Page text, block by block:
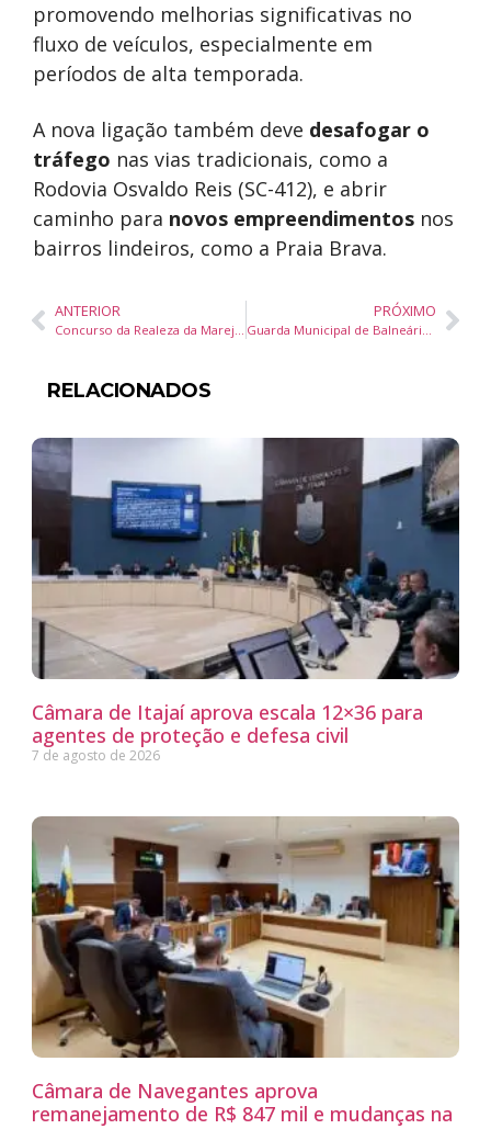
promovendo melhorias significativas no
fluxo de veículos, especialmente em
períodos de alta temporada.
A nova ligação também deve desafogar o
tráfego nas vias tradicionais, como a
Rodovia Osvaldo Reis (SC-412), e abrir
caminho para novos empreendimentos nos
bairros lindeiros, como a Praia Brava.
ANTERIOR
Concurso da Realeza da Marejada retorna após 12 anos e abre inscrições em Itajaí
PRÓXIMO
Guarda Municipal de Balneário Camboriú prende traficante com drogas em motocicleta
RELACIONADOS
Câmara de Itajaí aprova escala 12×36 para
agentes de proteção e defesa civil
7 de agosto de 2026
Câmara de Navegantes aprova
remanejamento de R$ 847 mil e mudanças na